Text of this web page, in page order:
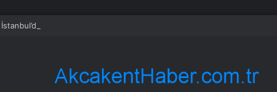
İstanbul’da sır ölüm: 37 yaşındaki kadın savcının evinde ölü bulundu!